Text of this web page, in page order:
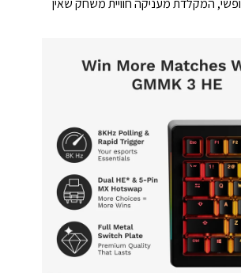
המקלדת מעניקה חוויית משחק שאין